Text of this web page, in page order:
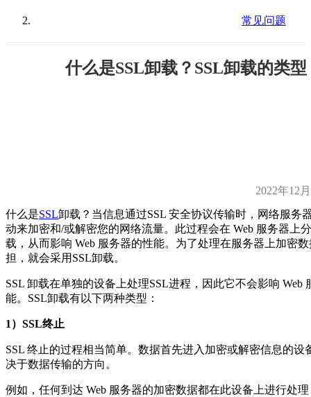
常见问题
什么是SSL卸载？SSL卸载的类型
2022年12
什么是SSL卸载？当信息通过SSL 安全协议传输时，网络服务
动来加密和/或解密您的网络流量。此过程会在 Web 服务器上
载，从而影响 Web 服务器的性能。为了处理在服务器上加密
担，就会采用SSL卸载。
SSL 卸载在单独的设备上处理SSL进程，因此它不会影响 Web
能。SSL卸载有以下两种类型：
1）SSL终止
SSL 终止的过程相当简单。数据首先进入加密或解密信息的
决于数据传输的方向。
例如，任何到达 Web 服务器的加密数据都在此设备上进行处